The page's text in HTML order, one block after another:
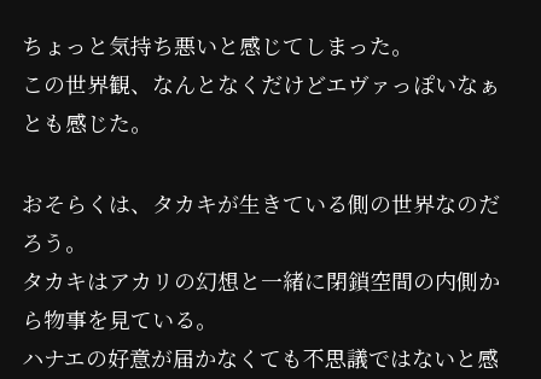
ちょっと気持ち悪いと感じてしまった。
この世界観、なんとなくだけどエヴァっぽいなぁ
とも感じた。
おそらくは、タカキが生きている側の世界なのだ
ろう。
タカキはアカリの幻想と一緒に閉鎖空間の内側か
ら物事を見ている。
ハナエの好意が届かなくても不思議ではないと感